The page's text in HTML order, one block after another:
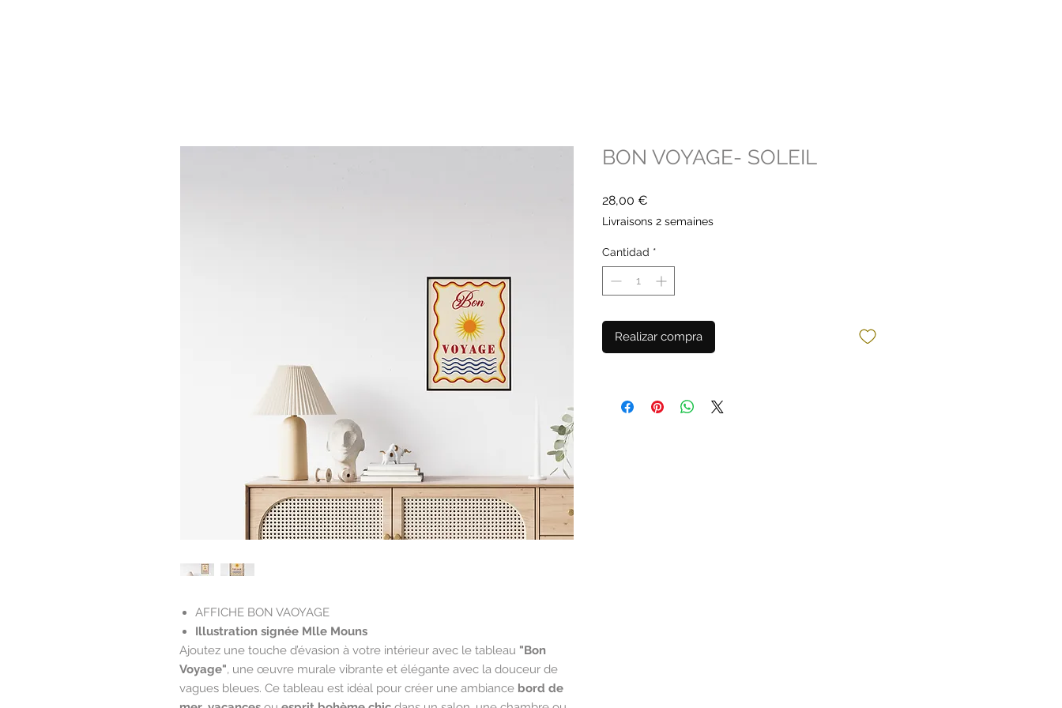
AFFICHE BON VAOYAGE
Illustration signée Mlle Mouns
Ajoutez une touche d’évasion à votre intérieur avec le tableau "Bon
Voyage", une œuvre murale vibrante et élégante avec la douceur de
vagues bleues. Ce tableau est idéal pour créer une ambiance bord de
BON VOYAGE- SOLEIL
28,00 €
Livraisons 2 semaines
Cantidad *
Realizar compra